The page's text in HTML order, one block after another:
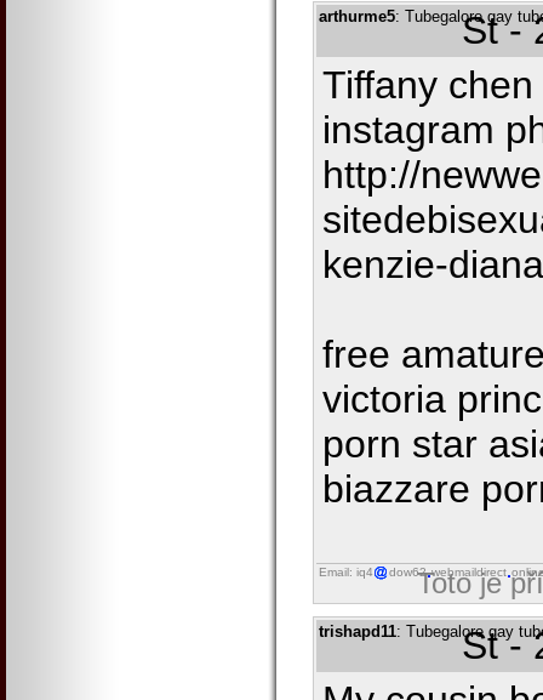
arthurme5: Tubegalore gay
St -
Tiffany
instagram
http://
kenzie-diana
free
victoria
porn star
biazzare
Email: iq4 dow62 webmaildirect
Toto je
trishapd11: Tubegalore gay
St -